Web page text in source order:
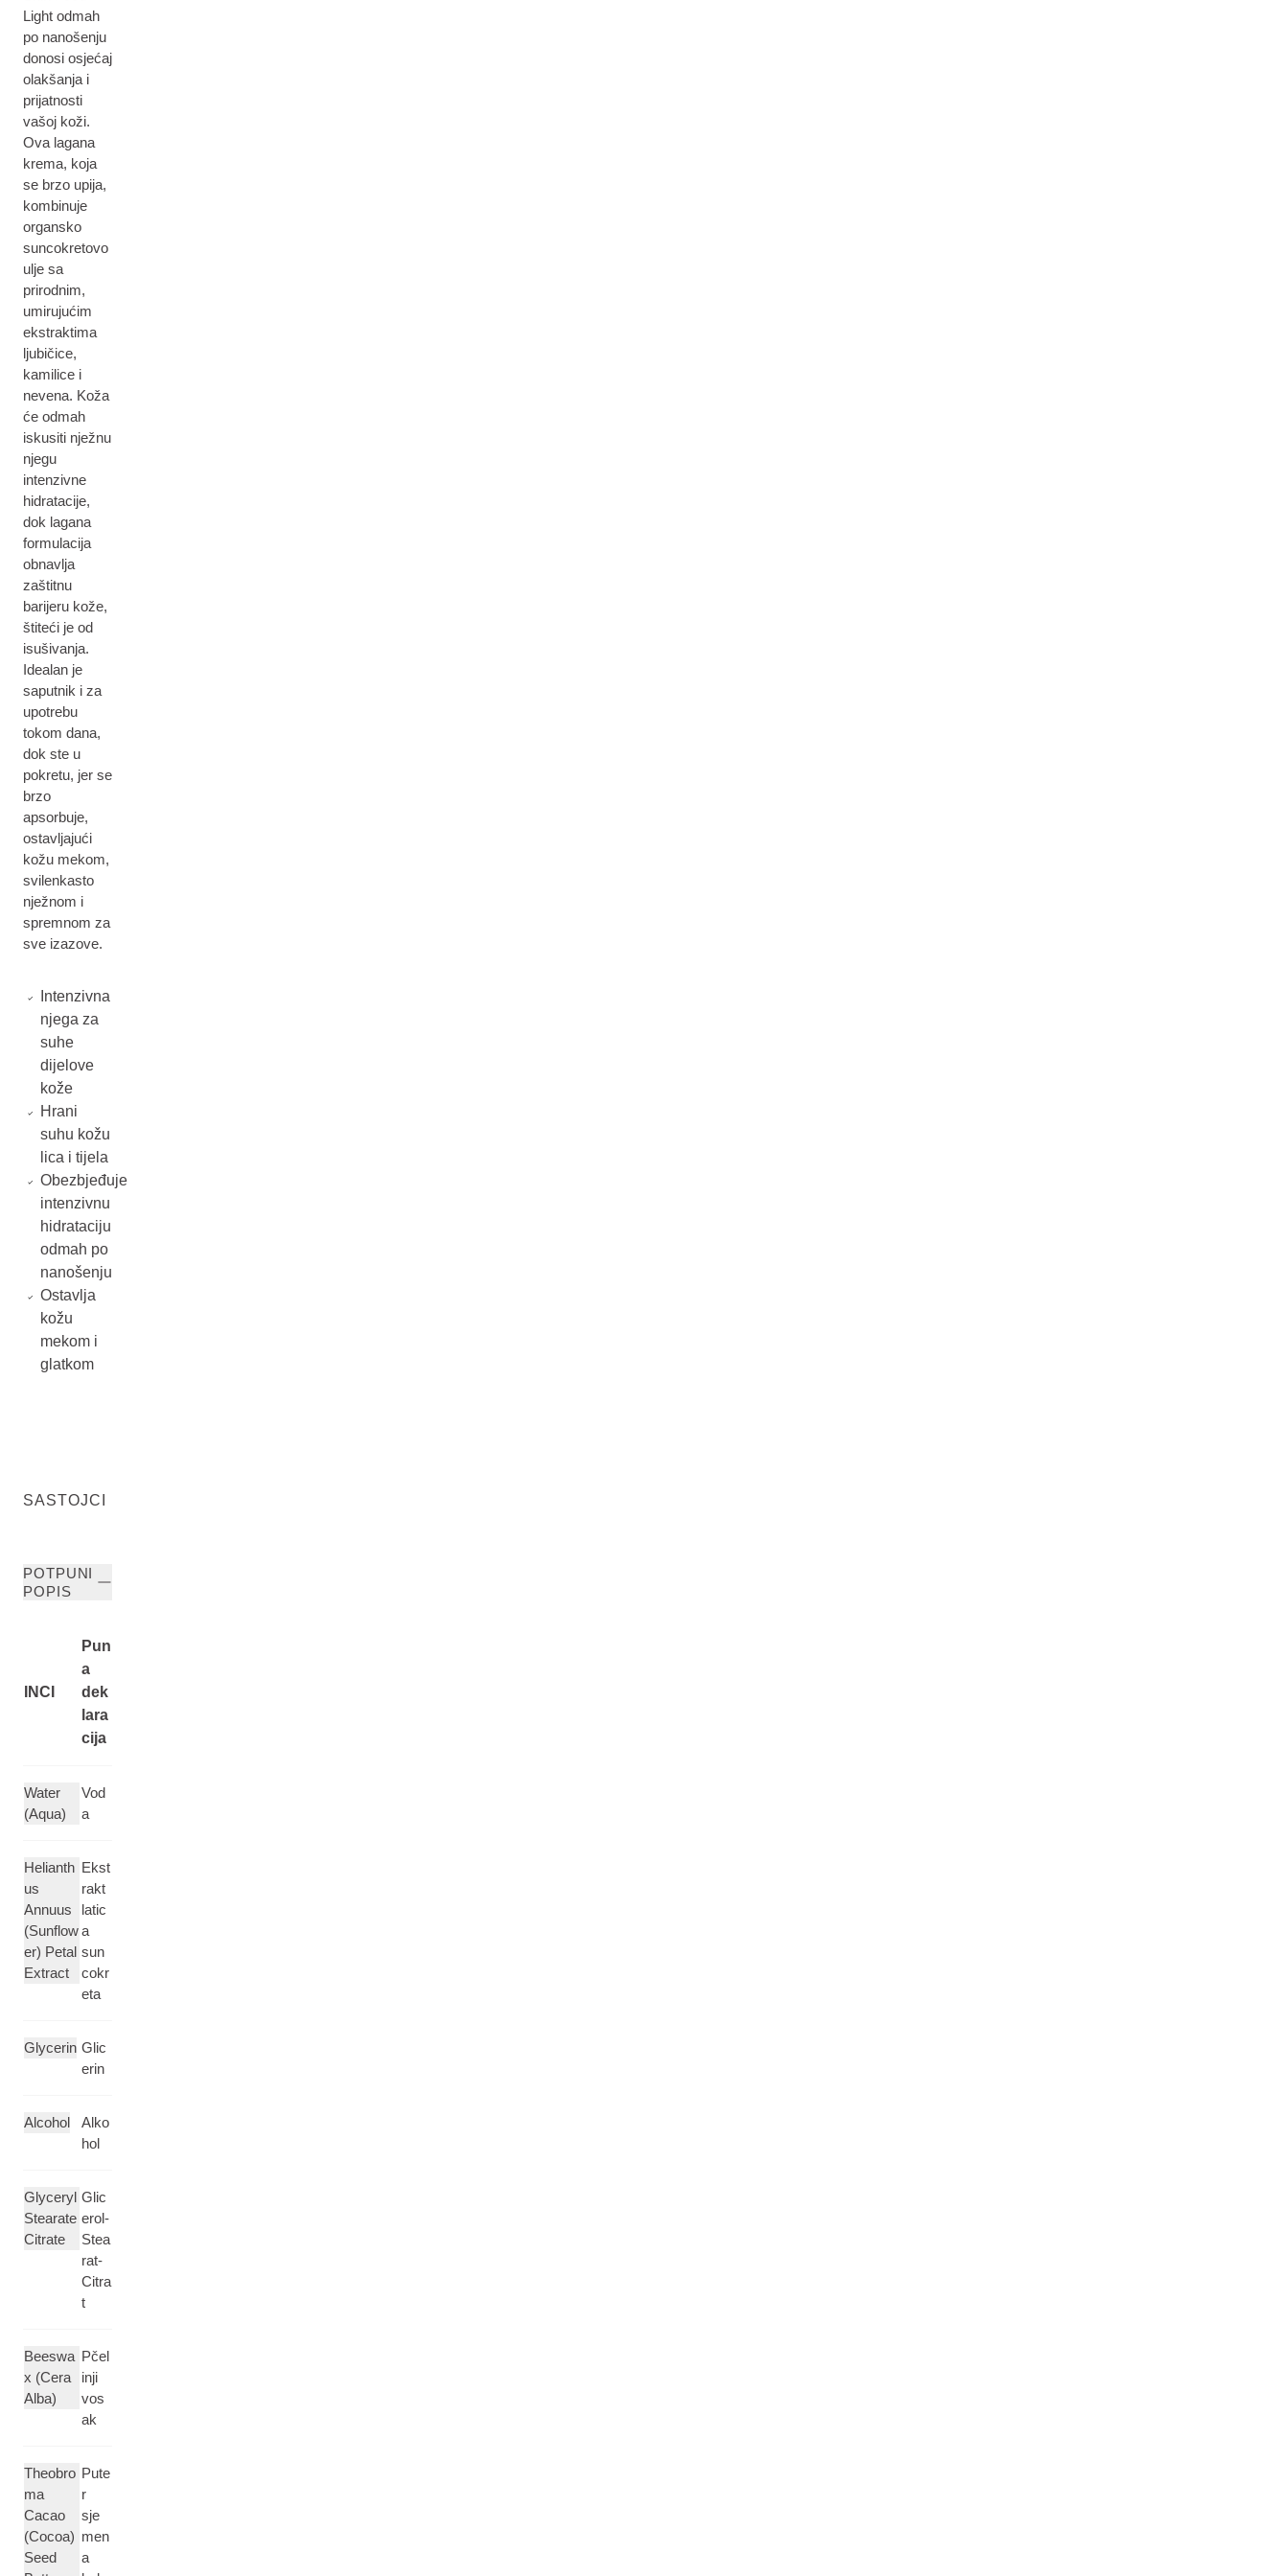
Light odmah
po nanošenju
donosi osjećaj
olakšanja i
prijatnosti
vašoj koži.
Ova lagana
krema, koja
se brzo upija,
kombinuje
organsko
suncokretovo
ulje sa
prirodnim,
umirujućim
ekstraktima
ljubičice,
kamilice i
nevena. Koža
će odmah
iskusiti nježnu
njegu
intenzivne
hidratacije,
dok lagana
formulacija
obnavlja
zaštitnu
barijeru kože,
štiteći je od
isušivanja.
Idealan je
saputnik i za
upotrebu
tokom dana,
dok ste u
pokretu, jer se
brzo
apsorbuje,
ostavljajući
kožu mekom,
svilenkasto
nježnom i
spremnom za
sve izazove.
Intenzivna
njega za
suhe
dijelove
kože
Hrani
suhu kožu
lica i tijela
Obezbjeđuje
intenzivnu
hidrataciju
odmah po
nanošenju
Ostavlja
kožu
mekom i
glatkom
SASTOJCI
POTPUNI
POPIS
INCI
Pun
a
dek
lara
cija
Water
(Aqua)
Vod
a
Helianth
us
Annuus
(Sunflow
er) Petal
Extract
Ekst
rakt
latic
a
sun
cokr
eta
Glycerin Glic
erin
Alcohol
Alko
hol
Glyceryl
Stearate
Citrate
Glic
erol-
Stea
rat-
Citra
t
Beeswa
x (Cera
Alba)
Pčel
inji
vos
ak
Theobro
ma
Cacao
(Cocoa)
Seed
Pute
r
sje
men
a